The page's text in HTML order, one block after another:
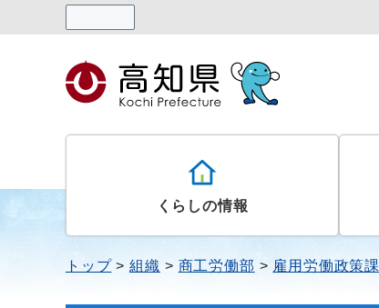
くらしの情報
トップ 組織 商工労働部 雇用労働政策課